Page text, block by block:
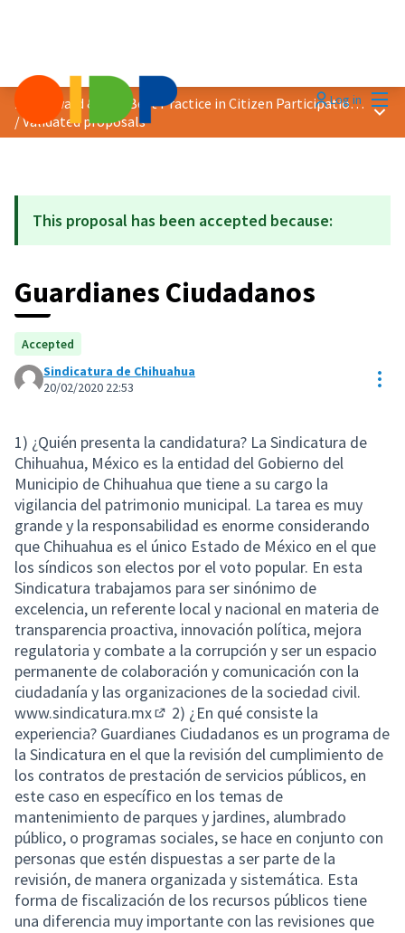
Log in
2020 Award &quot;Best Practice in Citizen Participation&quot;
/Validated proposals
Main
This proposal has been accepted because:
Guardianes Ciudadanos
Accepted
Sindicatura de Chihuahua
20/02/2020 22:53
1) ¿Quién presenta la candidatura? La Sindicatura de
Chihuahua, México es la entidad del Gobierno del
Municipio de Chihuahua que tiene a su cargo la
vigilancia del patrimonio municipal. La tarea es muy
grande y la responsabilidad es enorme considerando
que Chihuahua es el único Estado de México en el que
los síndicos son electos por el voto popular. En esta
Sindicatura trabajamos para ser sinónimo de
excelencia, un referente local y nacional en materia de
transparencia proactiva, innovación política, mejora
regulatoria y combate a la corrupción y ser un espacio
permanente de colaboración y comunicación con la
ciudadanía y las organizaciones de la sociedad civil.
www.sindicatura.mx
(External link)
2) ¿En qué consiste la
experiencia? Guardianes Ciudadanos es un programa de
la Sindicatura en el que la revisión del cumplimiento de
los contratos de prestación de servicios públicos, en
este caso en específico en los temas de
mantenimiento de parques y jardines, alumbrado
público, o programas sociales, se hace en conjunto con
personas que estén dispuestas a ser parte de la
revisión, de manera organizada y sistemática. Esta
forma de fiscalización de los recursos públicos tiene
una diferencia muy importante con las revisiones que